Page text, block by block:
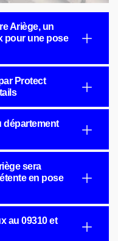
Ariège, un
pour une pose
Protect
département
sera
en pose
au 09310 et